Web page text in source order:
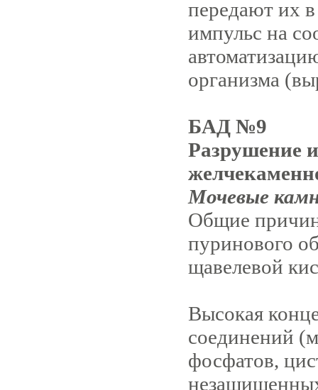
передают их
импульс на
организма
БАД №9
Разрушение
Мочевые
Общие
пуринового
щавелевой
Высокая
соединений
фосфатов,